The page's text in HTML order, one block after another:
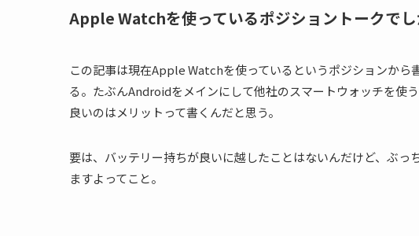
Apple Watchを使っているポジショントークで
この記事は現在Apple Watchを使っているというポジションか
る。たぶんAndroidをメインにして他社のスマートウォッチを使
良いのはメリットって書くんだと思う。
要は、バッテリー持ちが良いに越したことはないんだけど、ぶ
ますよってこと。